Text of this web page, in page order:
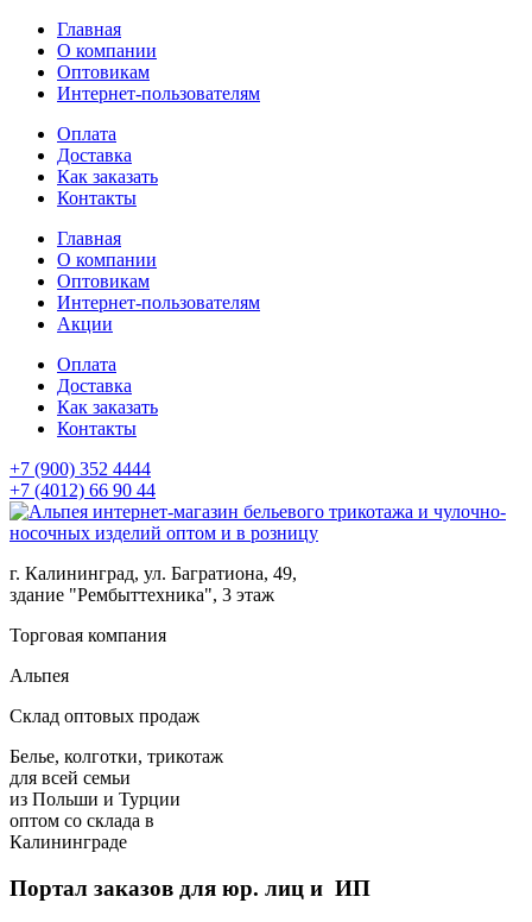
Главная
О компании
Оптовикам
Интернет-пользователям
Оплата
Доставка
Как заказать
Контакты
Главная
О компании
Оптовикам
Интернет-пользователям
Акции
Оплата
Доставка
Как заказать
Контакты
+7 (900) 352 4444
+7 (4012) 66 90 44
г. Калининград, ул. Багратиона, 49,
здание "Рембыттехника", 3 этаж
Торговая компания
Альпея
Склад оптовых продаж
Белье, колготки, трикотаж
для всей семьи
из Польши и Турции
оптом со склада в
Калининграде
Портал заказов для юр. лиц и ИП